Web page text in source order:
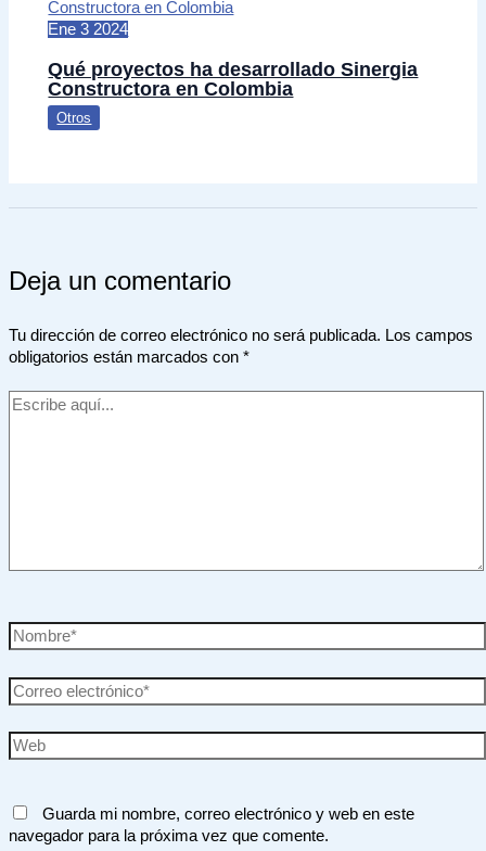
Ene 3 2024
Qué proyectos ha desarrollado Sinergia
Constructora en Colombia
Otros
Deja un comentario
Tu dirección de correo electrónico no será publicada. Los campos
obligatorios están marcados con *
Escribe
Nombre*
Correo
electrónico*
Web
Guarda mi nombre, correo electrónico y web en este
navegador para la próxima vez que comente.